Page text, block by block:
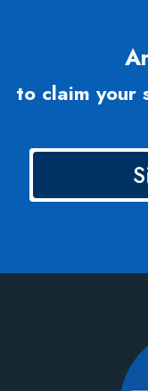
to claim your